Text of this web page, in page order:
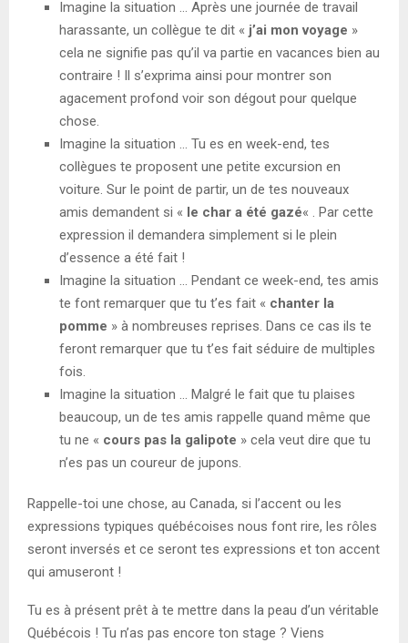
Imagine la situation … Après une journée de travail
harassante, un collègue te dit « j’ai mon voyage »
cela ne signifie pas qu’il va partie en vacances bien au
contraire ! Il s’exprima ainsi pour montrer son
agacement profond voir son dégout pour quelque
chose.
Imagine la situation … Tu es en week-end, tes
collègues te proposent une petite excursion en
voiture. Sur le point de partir, un de tes nouveaux
amis demandent si « le char a été gazé« . Par cette
expression il demandera simplement si le plein
d’essence a été fait !
Imagine la situation … Pendant ce week-end, tes amis
te font remarquer que tu t’es fait « chanter la
pomme » à nombreuses reprises. Dans ce cas ils te
feront remarquer que tu t’es fait séduire de multiples
fois.
Imagine la situation … Malgré le fait que tu plaises
beaucoup, un de tes amis rappelle quand même que
tu ne « cours pas la galipote » cela veut dire que tu
n’es pas un coureur de jupons.
Rappelle-toi une chose, au Canada, si l’accent ou les
expressions typiques québécoises nous font rire, les rôles
seront inversés et ce seront tes expressions et ton accent
qui amuseront !
Tu es à présent prêt à te mettre dans la peau d’un véritable
Québécois ! Tu n’as pas encore ton stage ? Viens